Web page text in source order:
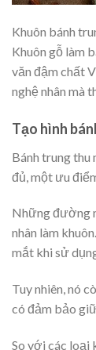
Khuôn bánh
Khuôn gỗ làm
văn đậm chất
nghệ nhân mà
Tạo hình
Bánh trung thu
đủ, một ưu
Những đường
nhân làm
mắt khi sử
Tuy nhiên, nó
có đảm bảo
So với các loại